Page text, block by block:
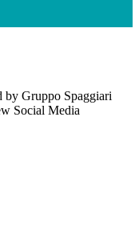
by Gruppo Spaggiari
Social Media